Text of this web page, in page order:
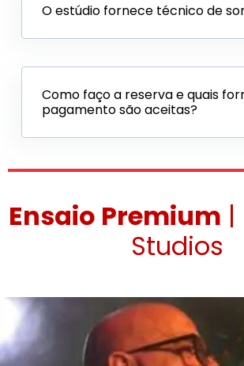
O estúdio fornece técnico de
Como faço a reserva e quais
pagamento são aceitas?
Ensaio Premium |
Studios